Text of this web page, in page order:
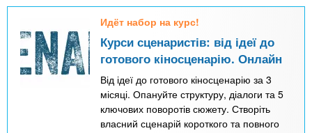
Идёт набор на курс!
Курси сценаристів: від ідеї до
готового кіносценарію. Онлайн
Від ідеї до готового кіносценарію за 3
місяці. Опануйте структуру, діалоги та 5
ключових поворотів сюжету. Створіть
власний сценарій короткого та повного